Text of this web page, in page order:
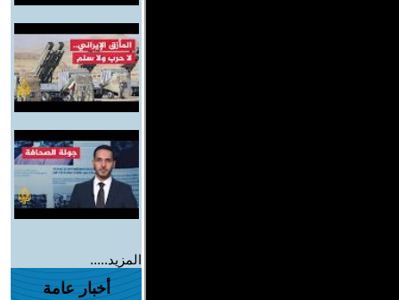
المزيد.....
أخبار عامة